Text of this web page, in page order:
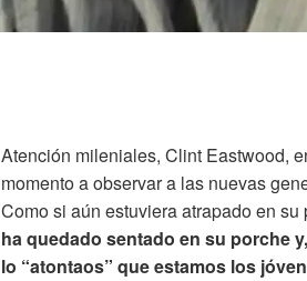
Atención mileniales, Clint Eastwood,
momento a observar a las nuevas
Como si aún estuviera atrapado en su
ha quedado sentado en su porche
lo “atontaos” que estamos los